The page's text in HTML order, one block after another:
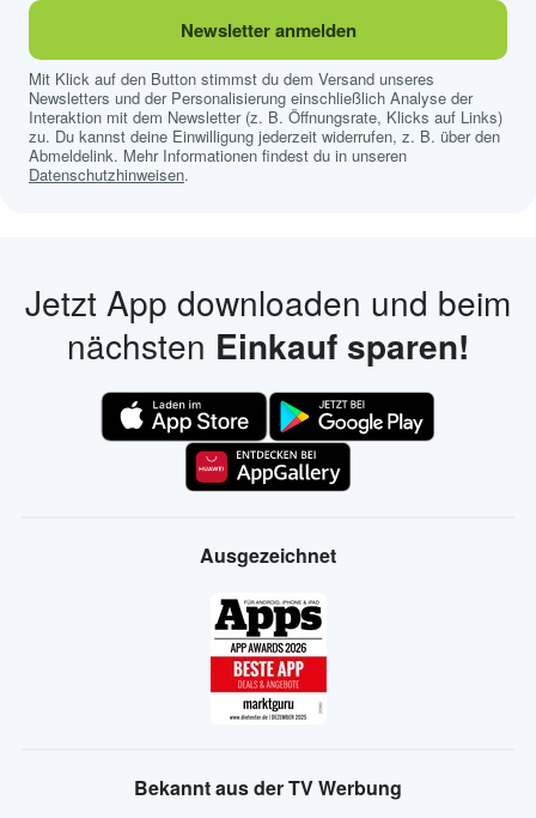
Newsletter anmelden
Mit Klick auf den Button stimmst du dem Versand unseres
Newsletters und der Personalisierung einschließlich Analyse der
Interaktion mit dem Newsletter (z. B. Öffnungsrate, Klicks auf Links)
zu. Du kannst deine Einwilligung jederzeit widerrufen, z. B. über den
Abmeldelink. Mehr Informationen findest du in unseren
Datenschutzhinweisen.
Jetzt App downloaden und beim
nächsten Einkauf sparen!
Ausgezeichnet
Bekannt aus der TV Werbung